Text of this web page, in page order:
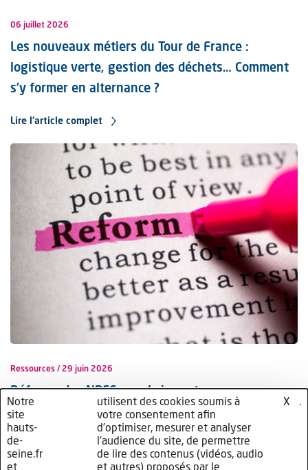
06 juillet 2026
Les nouveaux métiers du Tour de France :
logistique verte, gestion des déchets… Comment
s’y former en alternance ?
Lire l'article complet
Ressources 29 juin 2026
Réforme des NPEC : quels impacts pour
l’apprentissage dans les Hauts-de-Seine dès
septembre 2026 ?
Lire l'article complet
X
Notre
site
hauts-
de-
seine.fr
utilisent des cookies soumis à
votre consentement afin
d’optimiser, mesurer et analyser
l’audience du site, de permettre
de lire des contenus (vidéos, audio
cliquez .